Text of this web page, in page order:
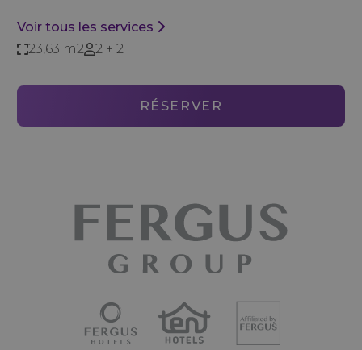
Voir tous les services
23,63 m2
2 + 2
RÉSERVER